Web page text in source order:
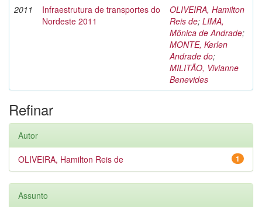
2011
Infraestrutura de transportes do
Nordeste 2011
OLIVEIRA, Hamilton
Reis de; LIMA,
Mônica de Andrade;
MONTE, Kerlen
Andrade do;
MILITÃO, Vivianne
Benevides
Refinar
Autor
1
OLIVEIRA, Hamilton Reis de
Assunto